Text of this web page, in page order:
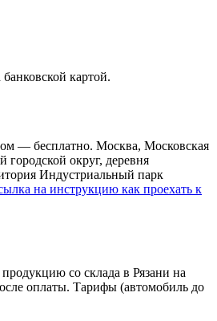
картой.
— бесплатно. Москва, Московская
городской округ, деревня
Индустриальный парк
на инструкцию как проехать к
со склада в Рязани на
оплаты. Тарифы (автомобиль до